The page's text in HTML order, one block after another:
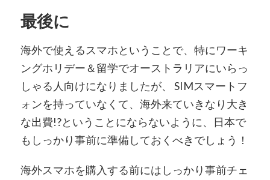
最後に
海外で使えるスマホということで、特にワーキ
ングホリデー＆留学でオーストラリアにいらっ
しゃる人向けになりましたが、 SIMスマートフ
ォンを持っていなくて、海外来ていきなり大き
な出費!?ということにならないように、日本で
もしっかり事前に準備しておくべきでしょう！
海外スマホを購入する前にはしっかり事前チェ